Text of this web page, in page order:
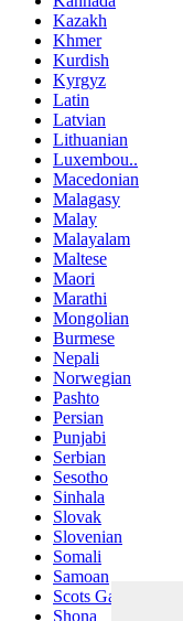
Kazakh
Khmer
Kurdish
Kyrgyz
Latin
Latvian
Lithuanian
Luxembou..
Macedonian
Malagasy
Malay
Malayalam
Maltese
Maori
Marathi
Mongolian
Burmese
Nepali
Norwegian
Pashto
Persian
Punjabi
Serbian
Sesotho
Sinhala
Slovak
Slovenian
Somali
Samoan
Scots Gaelic
Shona